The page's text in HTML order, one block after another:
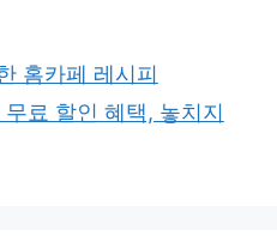
홈카페 레시피
료 할인 혜택, 놓치지